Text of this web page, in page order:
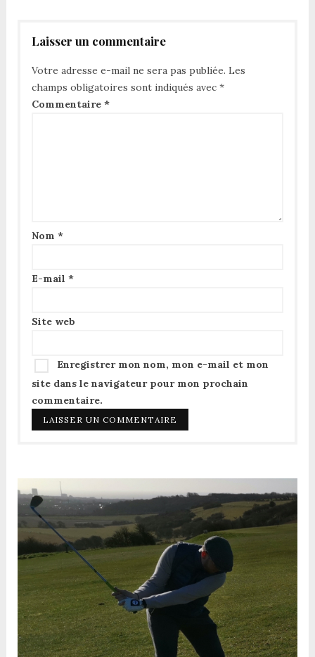
Laisser un commentaire
Votre adresse e-mail ne sera pas publiée. Les
champs obligatoires sont indiqués avec *
Commentaire *
Nom *
E-mail *
Site web
Enregistrer mon nom, mon e-mail et mon
site dans le navigateur pour mon prochain
commentaire.